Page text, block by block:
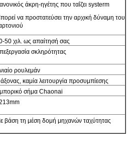
άκρη-ηγέτης που ταΐζει systerm
να προστατεύσει την αρχική δύναμη του
50 χιλ. ως απαίτησή σας
σκληρότητας
ρουλεμάν
καμία λειτουργία προσυμπίεσης
σήμα Chaonai
βάση τη μέση δομή μηχανών ταχύτητας